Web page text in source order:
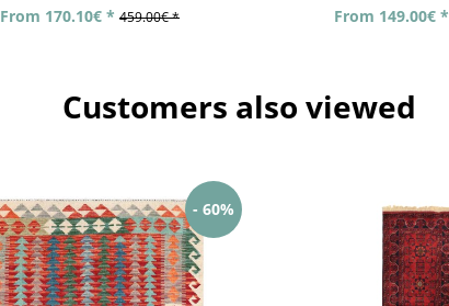
From 170.10€ * 459.00€ * From 149.00€ *
Customers also viewed
- 60%